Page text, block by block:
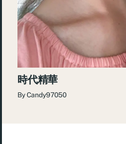
時代精華
ByCandy97050